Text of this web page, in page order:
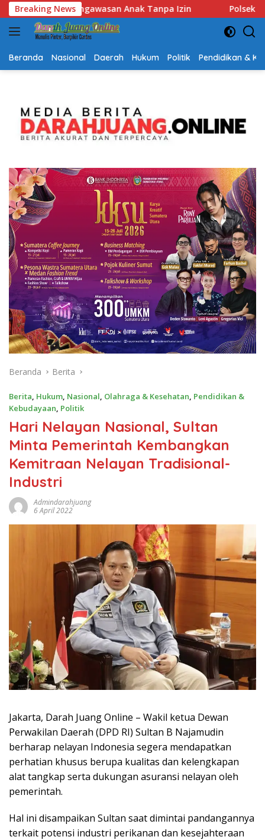
Langsung
ke
konten
Breaking News
Polsek Lubuk Baja Amankan Dua Tersangka Beserta 74
Beranda Nasional Daerah Hukum Politik Pendidikan &
Beranda Berita
Berita, Hukum, Nasional, Olahraga & Kesehatan, Pendidikan &
Kebudayaan, Politik
Hari Nelayan Nasional, Sultan
Minta Pemerintah Kembangkan
Kemitraan Nelayan Tradisional-
Industri
Admindarahjuang
6 April 2022
Jakarta, Darah Juang Online – Wakil ketua Dewan
Perwakilan Daerah (DPD RI) Sultan B Najamudin
berharap nelayan Indonesia segera mendapatkan
perhatian khusus berupa kualitas dan kelengkapan
alat tangkap serta dukungan asuransi nelayan oleh
pemerintah.
Hal ini disampaikan Sultan saat dimintai pandangannya
terkait potensi industri perikanan dan kesejahteraan